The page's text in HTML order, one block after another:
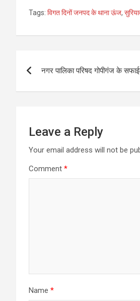
Tags: विगत दिनों जनपद के थाना ऊंज,
navigation
नगर पालिका परिषद गोपीगंज के
Leave a Reply
Your email address will not be
Comment *
Name *